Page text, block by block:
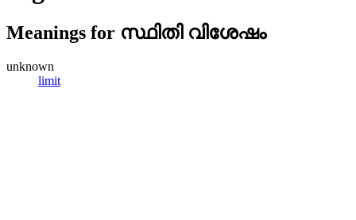
Meanings for സ്ഥിതി വിശേഷം
unknown
limit